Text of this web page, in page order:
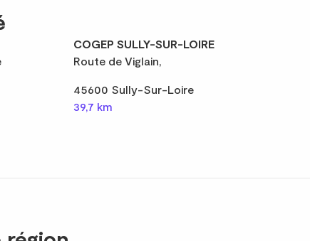
COGEP SULLY-SUR-LOIRE
Route de Viglain,
45600 Sully-Sur-Loire
39,7 km